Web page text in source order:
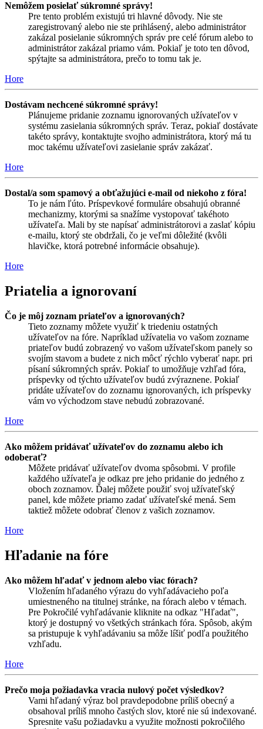
Nemôžem posielať súkromné správy!
Pre tento problém existujú tri hlavné dôvody. Nie ste
zaregistrovaný alebo nie ste prihlásený, alebo administrátor
zakázal posielanie súkromných správ pre celé fórum alebo to
administrátor zakázal priamo vám. Pokiaľ je toto ten dôvod,
spýtajte sa administrátora, prečo to tomu tak je.
Hore
Dostávam nechcené súkromné správy!
Plánujeme pridanie zoznamu ignorovaných užívateľov v
systému zasielania súkromných správ. Teraz, pokiaľ dostávate
takéto správy, kontaktujte svojho administrátora, ktorý má tu
moc takému užívateľovi zasielanie správ zakázať.
Hore
Dostal/a som spamový a obťažujúci e-mail od niekoho z fóra!
To je nám ľúto. Príspevkové formuláre obsahujú obranné
mechanizmy, ktorými sa snažíme vystopovať takéhoto
užívateľa. Mali by ste napísať administrátorovi a zaslať kópiu
e-mailu, ktorý ste obdržali, čo je veľmi dôležité (kvôli
hlavičke, ktorá potrebné informácie obsahuje).
Hore
Priatelia a ignorovaní
Čo je môj zoznam priateľov a ignorovaných?
Tieto zoznamy môžete využiť k triedeniu ostatných
užívateľov na fóre. Napríklad užívatelia vo vašom zozname
priateľov budú zobrazený vo vašom užívateľskom panely so
svojím stavom a budete z nich môcť rýchlo vyberať napr. pri
písaní súkromných správ. Pokiaľ to umožňuje vzhľad fóra,
príspevky od týchto užívateľov budú zvýraznene. Pokiaľ
pridáte užívateľov do zoznamu ignorovaných, ich príspevky
vám vo východzom stave nebudú zobrazované.
Hore
Ako môžem pridávať užívateľov do zoznamu alebo ich
odoberať?
Môžete pridávať užívateľov dvoma spôsobmi. V profile
každého užívateľa je odkaz pre jeho pridanie do jedného z
oboch zoznamov. Ďalej môžete použiť svoj užívateľský
panel, kde môžete priamo zadať užívateľské mená. Sem
taktiež môžete odobrať členov z vašich zoznamov.
Hore
Hľadanie na fóre
Ako môžem hľadať v jednom alebo viac fórach?
Vložením hľadaného výrazu do vyhľadávacieho poľa
umiestneného na titulnej stránke, na fórach alebo v témach.
Pre Pokročilé vyhľadávanie kliknite na odkaz "Hľadať",
ktorý je dostupný vo všetkých stránkach fóra. Spôsob, akým
sa pristupuje k vyhľadávaniu sa môže líšiť podľa použitého
vzhľadu.
Hore
Prečo moja požiadavka vracia nulový počet výsledkov?
Vami hľadaný výraz bol pravdepodobne príliš obecný a
obsahoval príliš mnoho častých slov, ktoré nie sú indexované.
Spresnite vašu požiadavku a využite možnosti pokročilého